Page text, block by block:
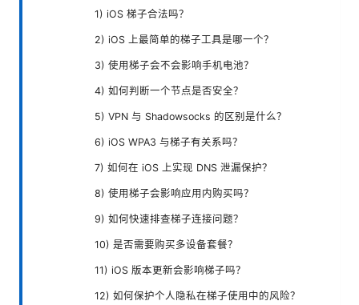
1) iOS 梯子合法吗？
2) iOS 上最简单的梯子工具是哪一个？
3) 使用梯子会不会影响手机电池？
4) 如何判断一个节点是否安全？
5) VPN 与 Shadowsocks 的区别是什么？
6) iOS WPA3 与梯子有关系吗？
7) 如何在 iOS 上实现 DNS 泄漏保护？
8) 使用梯子会影响应用内购买吗？
9) 如何快速排查梯子连接问题？
10) 是否需要购买多设备套餐？
11) iOS 版本更新会影响梯子吗？
12) 如何保护个人隐私在梯子使用中的风险？